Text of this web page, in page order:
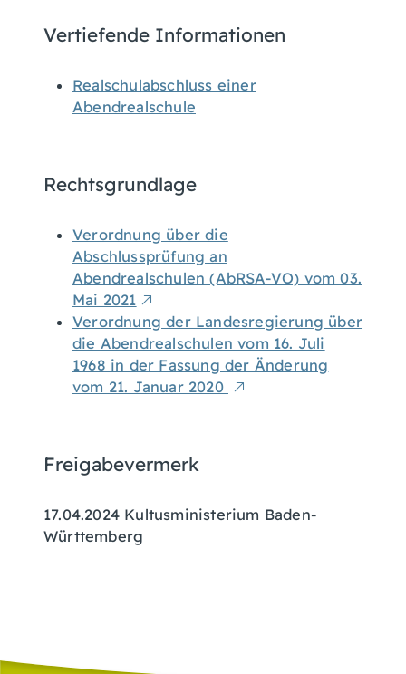
Vertiefende Informationen
Realschulabschluss einer
Abendrealschule
Rechtsgrundlage
Verordnung über die
Abschlussprüfung an
Abendrealschulen (AbRSA-VO) vom 03.
Mai 2021
Verordnung der Landesregierung über
die Abendrealschulen vom 16. Juli
1968 in der Fassung der Änderung
vom 21. Januar 2020
Freigabevermerk
17.04.2024 Kultusministerium Baden-
Württemberg